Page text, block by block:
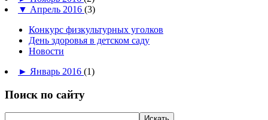
▼ Апрель 2016 (3)
Конкурс физкультурных уголков
День здоровья в детском саду
Новости
► Январь 2016 (1)
Поиск по сайту